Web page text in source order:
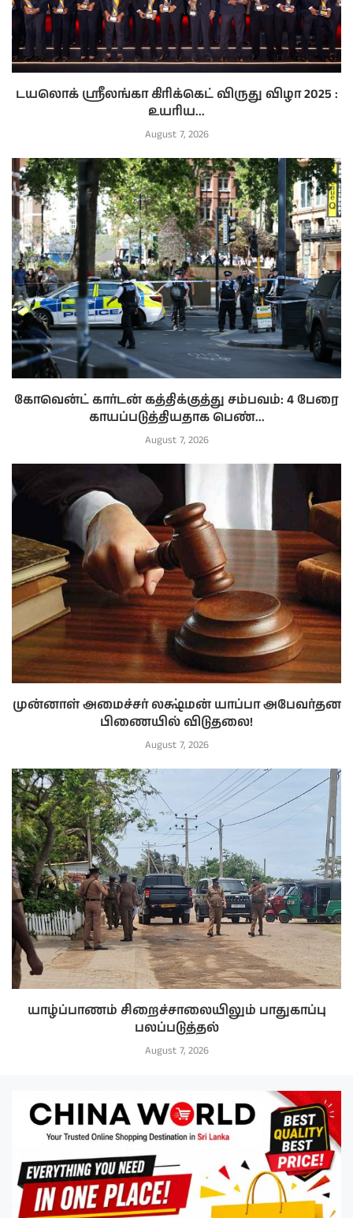
டயலொக் ஸ்ரீலங்கா கிரிக்கெட் விருது விழா 2025 :
உயரிய...
August 7, 2026
கோவென்ட் கார்டன் கத்திக்குத்து சம்பவம்: 4 பேரை
காயப்படுத்தியதாக பெண்...
August 7, 2026
முன்னாள் அமைச்சர் லக்ஷ்மன் யாப்பா அபேவர்தன
பிணையில் விடுதலை!
August 7, 2026
யாழ்ப்பாணம் சிறைச்சாலையிலும் பாதுகாப்பு
பலப்படுத்தல்
August 7, 2026